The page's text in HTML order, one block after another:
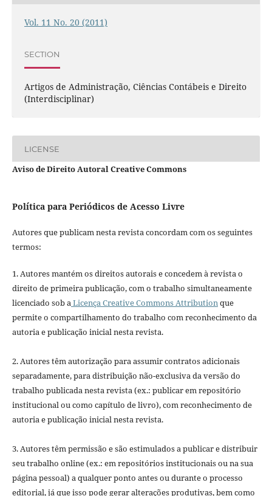
Vol. 11 No. 20 (2011)
SECTION
Artigos de Administração, Ciências Contábeis e Direito
(Interdisciplinar)
LICENSE
Aviso de Direito Autoral Creative Commons
Política para Periódicos de Acesso Livre
Autores que publicam nesta revista concordam com os seguintes
termos:
1. Autores mantém os direitos autorais e concedem à revista o
direito de primeira publicação, com o trabalho simultaneamente
licenciado sob aLicença Creative Commons Attributionque
permite o compartilhamento do trabalho com reconhecimento da
autoria e publicação inicial nesta revista.
2. Autores têm autorização para assumir contratos adicionais
separadamente, para distribuição não-exclusiva da versão do
trabalho publicada nesta revista (ex.: publicar em repositório
institucional ou como capítulo de livro), com reconhecimento de
autoria e publicação inicial nesta revista.
3. Autores têm permissão e são estimulados a publicar e distribuir
seu trabalho online (ex.: em repositórios institucionais ou na sua
página pessoal) a qualquer ponto antes ou durante o processo
editorial, já que isso pode gerar alterações produtivas, bem como